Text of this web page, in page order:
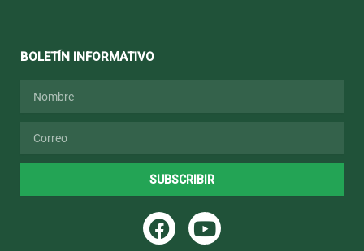
BOLETÍN INFORMATIVO
SUBSCRIBIR
F
a
Y
o